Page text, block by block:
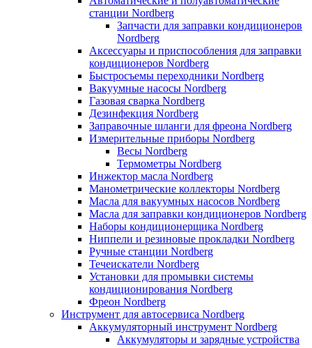
станции Nordberg
Запчасти для заправки кондиционеров
Nordberg
Аксессуары и приспособления для заправки
кондиционеров Nordberg
Быстросъемы переходники Nordberg
Вакуумные насосы Nordberg
Газовая сварка Nordberg
Дезинфекция Nordberg
Заправочные шланги для фреона Nordberg
Измерительные приборы Nordberg
Весы Nordberg
Термометры Nordberg
Инжектор масла Nordberg
Манометрические коллекторы Nordberg
Масла для вакуумных насосов Nordberg
Масла для заправки кондиционеров Nordberg
Наборы кондиционерщика Nordberg
Ниппели и резиновые прокладки Nordberg
Ручные станции Nordberg
Течеискатели Nordberg
Установки для промывки системы
кондиционирования Nordberg
Фреон Nordberg
Инструмент для автосервиса Nordberg
Аккумуляторный инструмент Nordberg
Аккумуляторы и зарядные устройства